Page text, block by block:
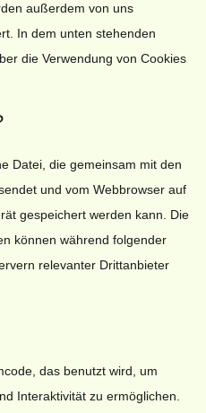
außerdem von uns
In dem unten stehenden
die Verwendung von Cookies
Datei, die gemeinsam mit den
und vom Webbrowser auf
gespeichert werden kann. Die
können während folgender
relevanter Drittanbieter
das benutzt wird, um
Interaktivität zu ermöglichen.